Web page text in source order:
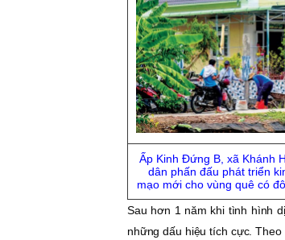
Ấp Kinh Ðứng B, xã Khánh
dân phấn đấu phát triển
mạo mới cho vùng quê có
Sau hơn 1 năm khi tình hình
những dấu hiệu tích cực.